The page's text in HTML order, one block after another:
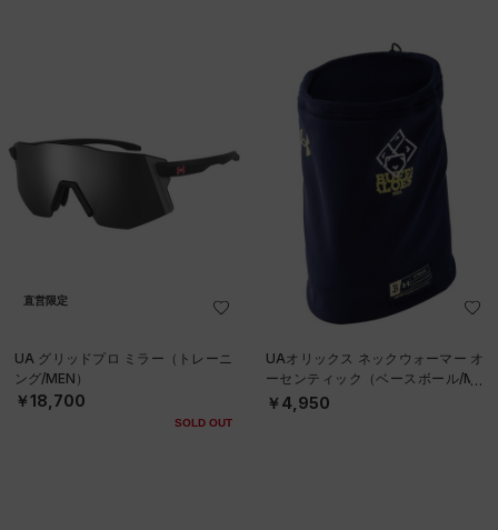
直営限定
UA グリッドプロ ミラー（トレーニ
ング/MEN）
￥18,700
SOLD OUT
UAオリックス ネックウォーマー オ
ーセンティック（ベースボール/ME
N）
￥4,950